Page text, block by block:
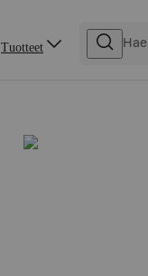
Tuotteet